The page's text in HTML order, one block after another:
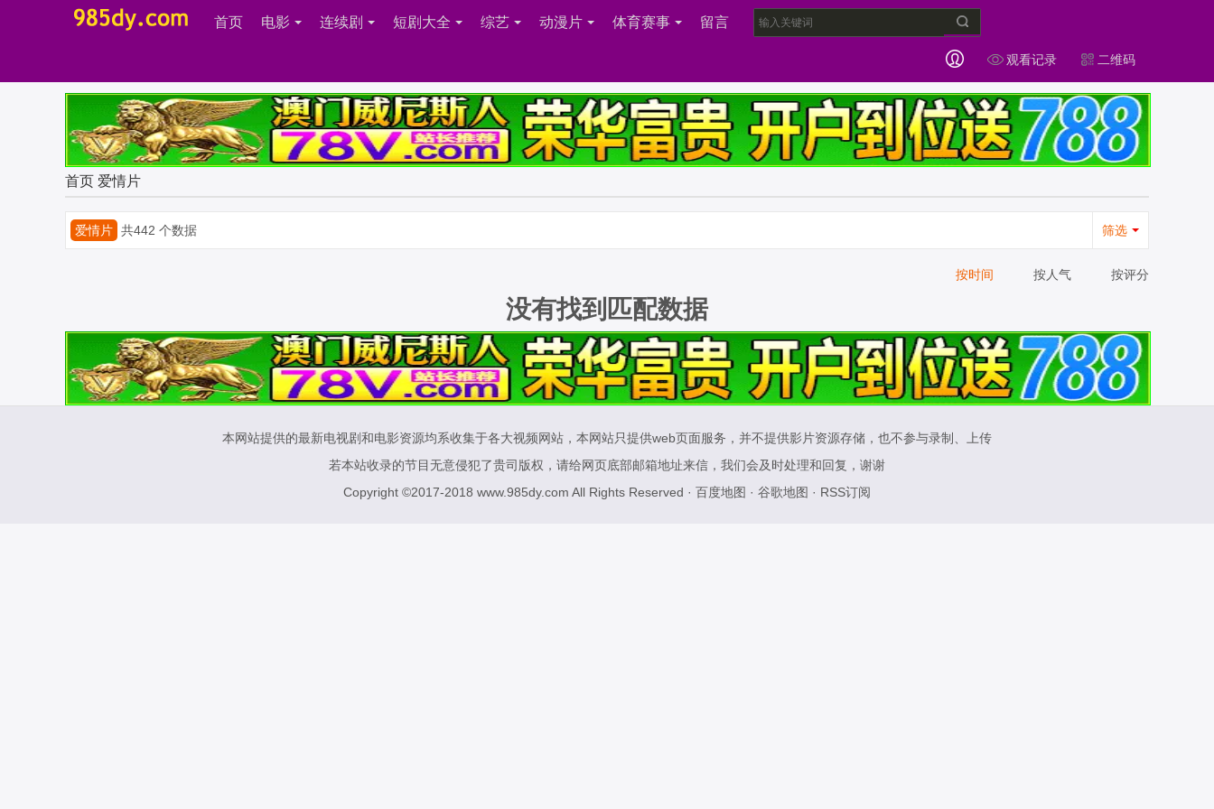
首页 电影 连续剧 短剧大全 综艺 动漫片 体育赛事 留言
二维码
观看记录
首页 爱情片
爱情片 共442 个数据 筛选
按时间 按人气 按评分
没有找到匹配数据
本网站提供的最新电视剧和电影资源均系收集于各大视频网站，本网站只提供web页面服务，并不提供影片资源存储，也不参与录制、上传
若本站收录的节目无意侵犯了贵司版权，请给网页底部邮箱地址来信，我们会及时处理和回复，谢谢
Copyright ©2017-2018 www.985dy.com All Rights Reserved · 百度地图 · 谷歌地图 · RSS订阅